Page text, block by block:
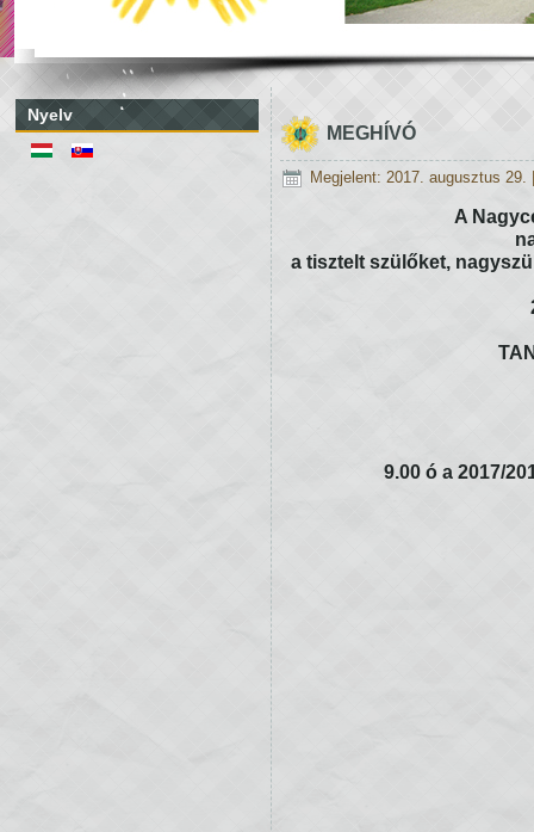
Nyelv
MEGHÍVÓ
Megjelent: 2017. augusztus 29.
A
a tisztelt szülőket,
9.00 ó a 2017/